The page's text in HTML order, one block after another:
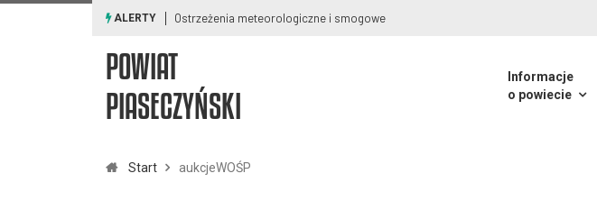
ALERTY Ostrzeżenia meteorologiczne i smogowe
POWIAT
PIASECZYŃSKI
Informacje
o powiecie
Start aukcjeWOŚP